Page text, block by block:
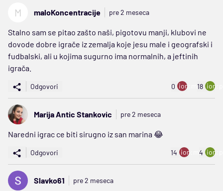
M maloKoncentracije pre 2 meseca
Stalno sam se pitao zašto naši, pigotovu manji, klubovi ne
dovode dobre igrače iz zemalja koje jesu male i geografski i
fudbalski, ali u kojima sugurno ima normalnih, a jeftinih
igrača.
Odgovori 0 ion:minus
18
Marija Antic Stankovic pre 2 meseca
Naredni igrac ce biti sirugno iz san marina 😂
Odgovori 14 ion:minus
4
Slavko61 pre 2 meseca